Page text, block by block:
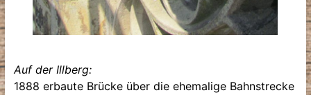
Auf der Illberg:
1888 erbaute Brücke über die ehemalige Bahnstrecke